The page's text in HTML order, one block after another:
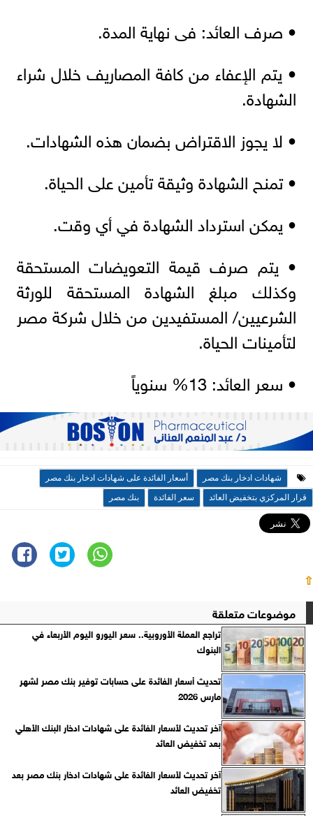
• صرف العائد: فى نهاية المدة.
• يتم الإعفاء من كافة المصاريف خلال شراء
الشهادة.
• لا يجوز الاقتراض بضمان هذه الشهادات.
• تمنح الشهادة وثيقة تأمين على الحياة.
• يمكن استرداد الشهادة في أي وقت.
• يتم صرف قيمة التعويضات المستحقة
وكذلك مبلغ الشهادة المستحقة للورثة
الشرعيين/ المستفيدين من خلال شركة مصر
لتأمينات الحياة.
• سعر العائد: 13% سنوياً
شهادات ادخار بنك مصر
أسعار الفائدة على شهادات ادخار بنك مصر
قرار المركزي بتخفيض العائد
سعر الفائدة بنك مصر
⇧
موضوعات متعلقة
تراجع العملة الأوروبية.. سعر اليورو اليوم الأربعاء في
البنوك
تحديث أسعار الفائدة على حسابات توفير بنك مصر لشهر
مارس 2026
آخر تحديث لأسعار الفائدة على شهادات ادخار البنك الأهلي
بعد تخفيض العائد
آخر تحديث لأسعار الفائدة على شهادات ادخار بنك مصر بعد
تخفيض العائد